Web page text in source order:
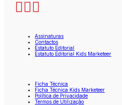
Assinaturas
Contactos
Estatuto Editorial
Estatuto Editorial Kids Marketeer
Ficha Técnica
Ficha Técnica Kids Marketeer
Política de Privacidade
Termos de Utilização